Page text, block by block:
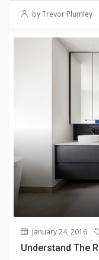
by Trevor Plumley
January 24, 2016
Understand The